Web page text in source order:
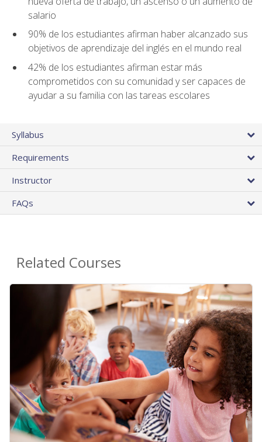
salario
90% de los estudiantes afirman haber alcanzado sus
objetivos de aprendizaje del inglés en el mundo real
42% de los estudiantes afirman estar más
comprometidos con su comunidad y ser capaces de
ayudar a su familia con las tareas escolares
Syllabus
Requirements
Instructor
FAQs
Related Courses